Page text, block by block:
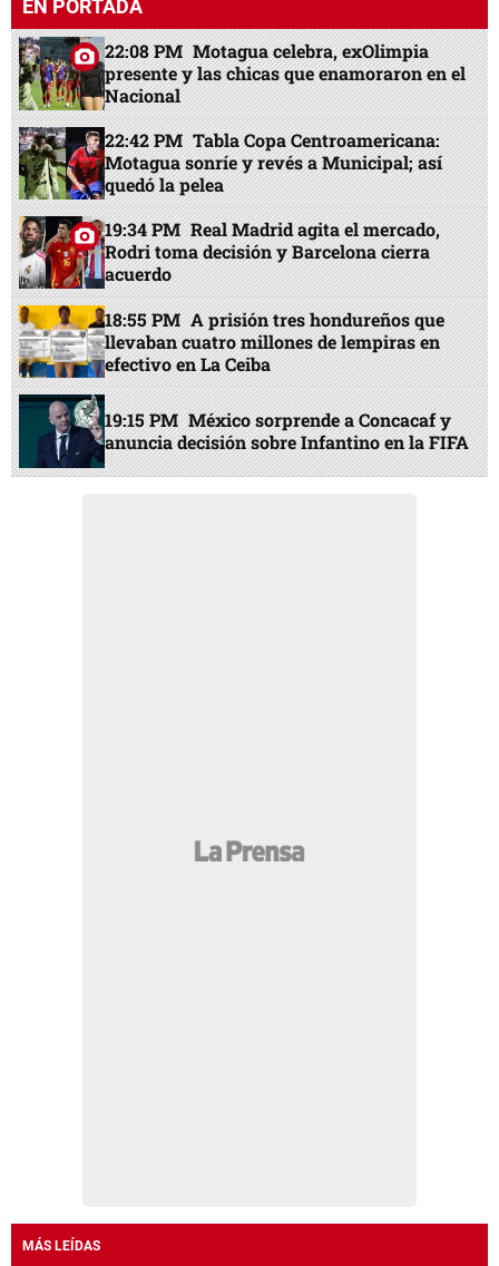
EN PORTADA
22:08 PM Motagua celebra, exOlimpia
presente y las chicas que enamoraron en el
Nacional
22:42 PM Tabla Copa Centroamericana:
Motagua sonríe y revés a Municipal; así
quedó la pelea
19:34 PM Real Madrid agita el mercado,
Rodri toma decisión y Barcelona cierra
acuerdo
18:55 PM A prisión tres hondureños que
llevaban cuatro millones de lempiras en
efectivo en La Ceiba
19:15 PM México sorprende a Concacaf y
anuncia decisión sobre Infantino en la FIFA
MÁS LEÍDAS